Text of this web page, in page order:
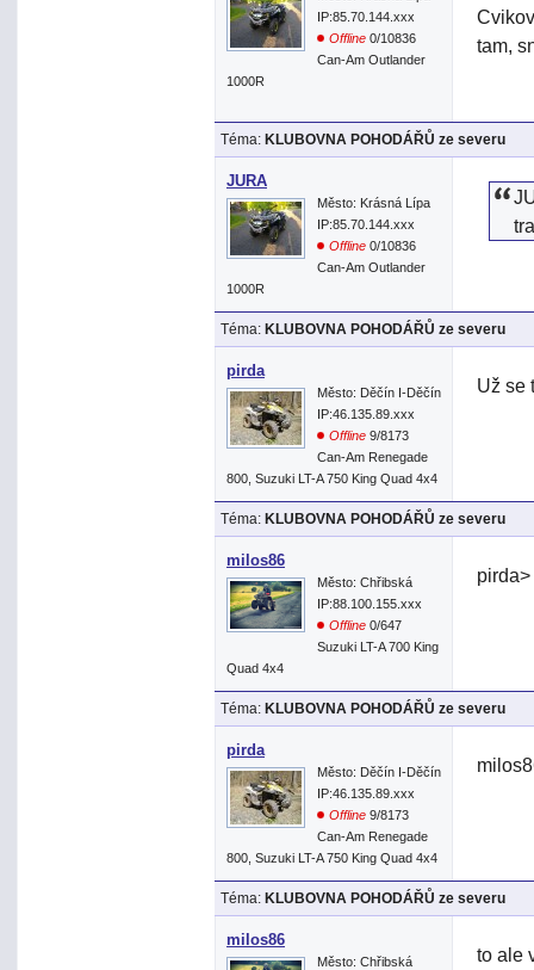
IP:85.70.144.xxx
Offline 0/10836
Can-Am Outlander
1000R
tam,
Téma: KLUBOVNA POHODÁŘŮ ze severu
JURA
Město: Krásná Lípa
IP:85.70.144.xxx
Offline 0/10836
Can-Am Outlander
1000R
Téma: KLUBOVNA POHODÁŘŮ ze severu
pirda
Město: Děčín I-Děčín
IP:46.135.89.xxx
Offline 9/8173
Can-Am Renegade
800, Suzuki LT-A 750 King Quad 4x4
Už se
Téma: KLUBOVNA POHODÁŘŮ ze severu
milos86
Město: Chřibská
IP:88.100.155.xxx
Offline 0/647
Suzuki LT-A 700 King
Quad 4x4
Téma: KLUBOVNA POHODÁŘŮ ze severu
pirda
Město: Děčín I-Děčín
IP:46.135.89.xxx
Offline 9/8173
Can-Am Renegade
800, Suzuki LT-A 750 King Quad 4x4
Téma: KLUBOVNA POHODÁŘŮ ze severu
milos86
Město: Chřibská
to ale